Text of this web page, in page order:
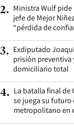
2. Ministra Wulf
jefe de Mejor
“pérdida de
3. Exdiputado
prisión preventiva
domiciliario total
4. La batalla final de
se juega su
metropolitano en